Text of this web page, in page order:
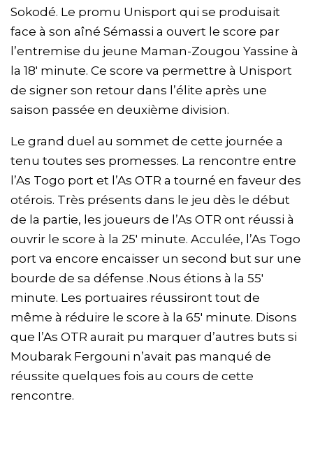
Sokodé. Le promu Unisport qui se produisait
face à son aîné Sémassi a ouvert le score par
l’entremise du jeune Maman-Zougou Yassine à
la 18′ minute. Ce score va permettre à Unisport
de signer son retour dans l’élite après une
saison passée en deuxième division.
Le grand duel au sommet de cette journée a
tenu toutes ses promesses. La rencontre entre
l’As Togo port et l’As OTR a tourné en faveur des
otérois. Très présents dans le jeu dès le début
de la partie, les joueurs de l’As OTR ont réussi à
ouvrir le score à la 25′ minute. Acculée, l’As Togo
port va encore encaisser un second but sur une
bourde de sa défense .Nous étions à la 55′
minute. Les portuaires réussiront tout de
même à réduire le score à la 65′ minute. Disons
que l’As OTR aurait pu marquer d’autres buts si
Moubarak Fergouni n’avait pas manqué de
réussite quelques fois au cours de cette
rencontre.